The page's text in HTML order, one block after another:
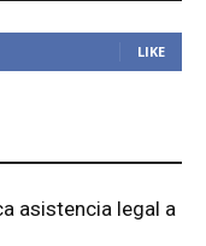
LIKE
asistencia legal a